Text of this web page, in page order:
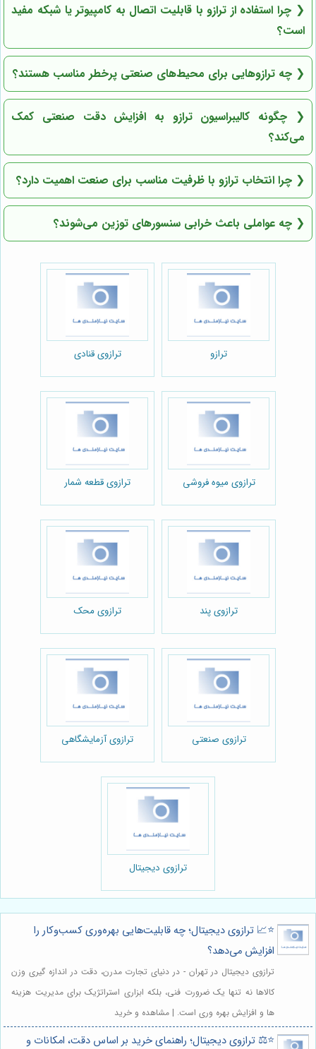
❮ چرا استفاده از ترازو با قابلیت اتصال به کامپیوتر یا شبکه مفید
است؟
❮ چه ترازوهایی برای محیط‌های صنعتی پرخطر مناسب هستند؟
❮ چگونه کالیبراسیون ترازو به افزایش دقت صنعتی کمک
می‌کند؟
❮ چرا انتخاب ترازو با ظرفیت مناسب برای صنعت اهمیت دارد؟
❮ چه عواملی باعث خرابی سنسورهای توزین می‌شوند؟
ترازو ترازوی قنادی
ترازوی میوه فروشی ترازوی قطعه شمار
ترازوی پند ترازوی محک
ترازوی صنعتی ترازوی آزمایشگاهی
ترازوی دیجیتال
⭐️📈 ترازوی دیجیتال؛ چه قابلیت‌هایی بهره‌وری کسب‌وکار را
افزایش می‌دهد؟
ترازوی دیجیتال در تهران - در دنیای تجارت مدرن، دقت در اندازه گیری وزن
کالاها نه تنها یک ضرورت فنی، بلکه ابزاری استراتژیک برای مدیریت هزینه
ها و افزایش بهره وری است. | مشاهده و خرید
⭐️⚖️ ترازوی دیجیتال؛ راهنمای خرید بر اساس دقت، امکانات و